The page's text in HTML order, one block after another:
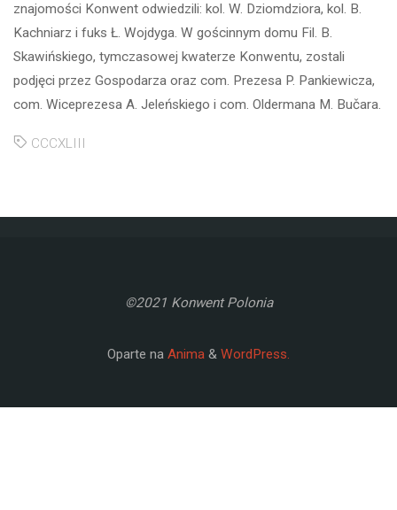
znajomości Konwent odwiedzili: kol. W. Dziomdziora, kol. B.
Kachniarz i fuks Ł. Wojdyga. W gościnnym domu Fil. B.
Skawińskiego, tymczasowej kwaterze Konwentu, zostali
podjęci przez Gospodarza oraz com. Prezesa P. Pankiewicza,
com. Wiceprezesa A. Jeleńskiego i com. Oldermana M. Bučara.
CCCXLIII
©2021 Konwent Polonia
Oparte na Anima & WordPress.